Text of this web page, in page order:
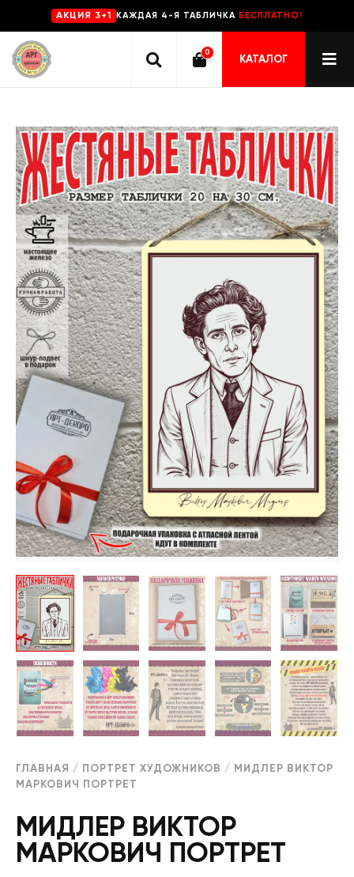
AKЦИЯ 3+1 КАЖДАЯ 4-Я ТАБЛИЧКА БЕСПЛАТНО!
0
КАТАЛОГ
ГЛАВНАЯ / ПОРТРЕТ ХУДОЖНИКОВ / МИДЛЕР ВИКТОР
МАРКОВИЧ ПОРТРЕТ
МИДЛЕР ВИКТОР
МАРКОВИЧ ПОРТРЕТ